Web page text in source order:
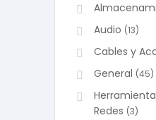
Audio (13)
Cables y
General (45)
Redes (3)